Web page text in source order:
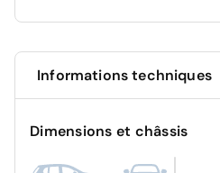
Projecteurs antibrouillard
Rétroviseur intérieur
Citroen Connect Box avec
Informations techniques
Dimensions et châssis